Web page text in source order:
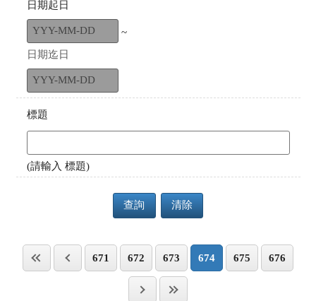
日期起日
~
日期迄日
標題
(請輸入 標題)
查詢 清除
671 672 673 674 675 676